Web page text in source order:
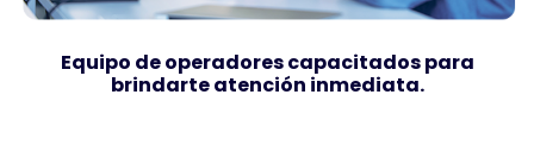
Equipo de operadores capacitados para
brindarte atención inmediata.